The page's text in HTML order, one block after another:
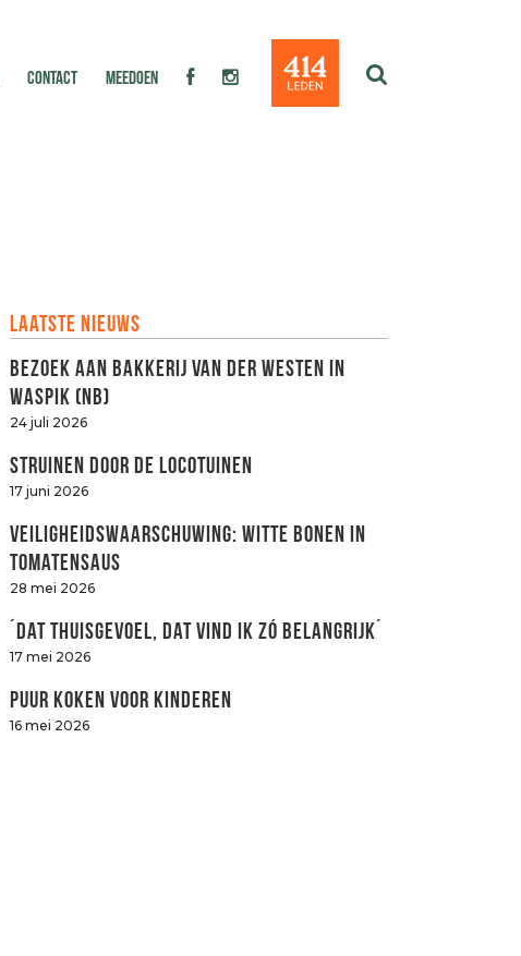
CONTACT MEEDOEN
Laatste nieuws
Bezoek aan Bakkerij van der Westen in
Waspik (NB)
24 juli 2026
Struinen door de LOCOtuinen
17 juni 2026
Veiligheidswaarschuwing: witte bonen in
tomatensaus
28 mei 2026
´Dat thuisgevoel, dat vind ik zó belangrijk´
17 mei 2026
Puur koken voor kinderen
16 mei 2026